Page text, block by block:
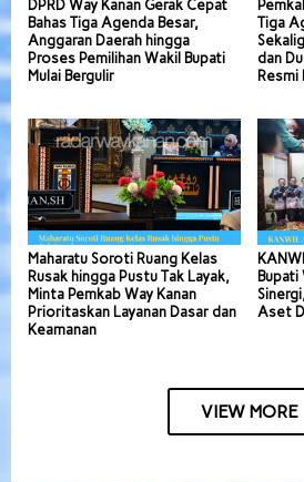
DPRD Way Kanan Gerak Cepat
Bahas Tiga Agenda Besar,
Anggaran Daerah hingga
Proses Pemilihan Wakil Bupati
Mulai Bergulir
Tiga
dan
Resmi
Maharatu Soroti Ruang Kelas
Rusak hingga Pustu Tak Layak,
Minta Pemkab Way Kanan
Prioritaskan Layanan Dasar dan
Keamanan
Bupati
Aset
VIEW MORE